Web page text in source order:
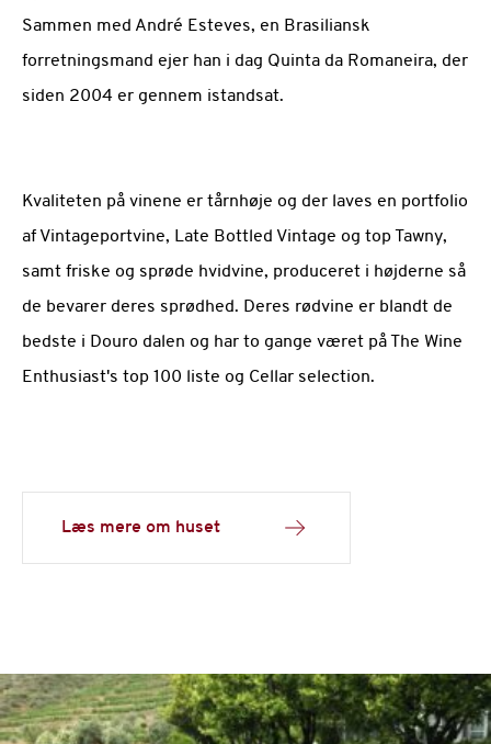
Sammen med André Esteves, en Brasiliansk
forretningsmand ejer han i dag Quinta da Romaneira, der
siden 2004 er gennem istandsat.
Kvaliteten på vinene er tårnhøje og der laves en portfolio
af Vintageportvine, Late Bottled Vintage og top Tawny,
samt friske og sprøde hvidvine, produceret i højderne så
de bevarer deres sprødhed. Deres rødvine er blandt de
bedste i Douro dalen og har to gange været på The Wine
Enthusiast's top 100 liste og Cellar selection.
Læs mere om huset